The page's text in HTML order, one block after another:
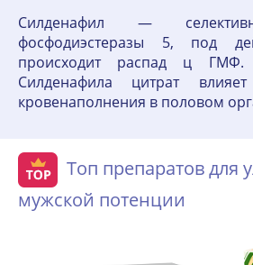
Силденафил —
фосфодиэстеразы 5, под
происходит распад ц ГМФ.
Силденафила цитрат
кровенаполнения в половом
Топ препаратов для
мужской потенции